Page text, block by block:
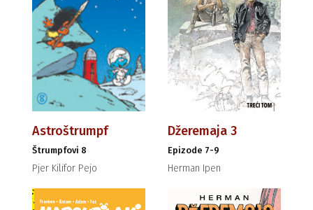
Astroštrumpf
Štrumpfovi 8
Pjer Kilifor Pejo
Džeremaja 3
Epizode 7-9
Herman Ipen